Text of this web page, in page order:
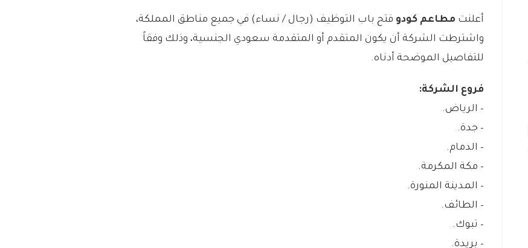
أعلنت مطاعم كودو فتح باب التوظيف (رجال / نساء) في جميع مناطق المملكة،
واشترطت الشركة أن يكون المتقدم أو المتقدمة سعودي الجنسية، وذلك وفقاً
للتفاصيل الموضحة أدناه.
فروع الشركة:
– الرياض.
– جدة.
– الدمام.
– مكة المكرمة.
– المدينة المنورة.
– الطائف.
– تبوك.
– بريدة.